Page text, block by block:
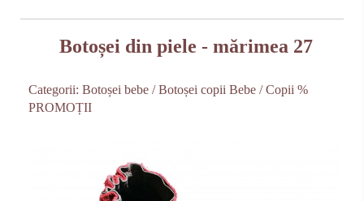
Botoșei din piele - mărimea 27
Categorii: Botoșei bebe / Botoșei copii Bebe / Copii %
PROMOȚII